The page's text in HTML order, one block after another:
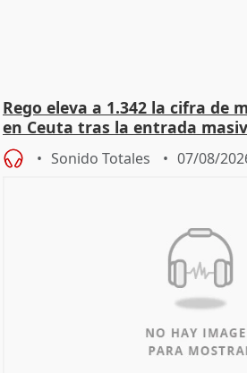
Rego eleva a 1.342 la cifra de
en Ceuta tras la entrada
Sonido Totales 07/08/